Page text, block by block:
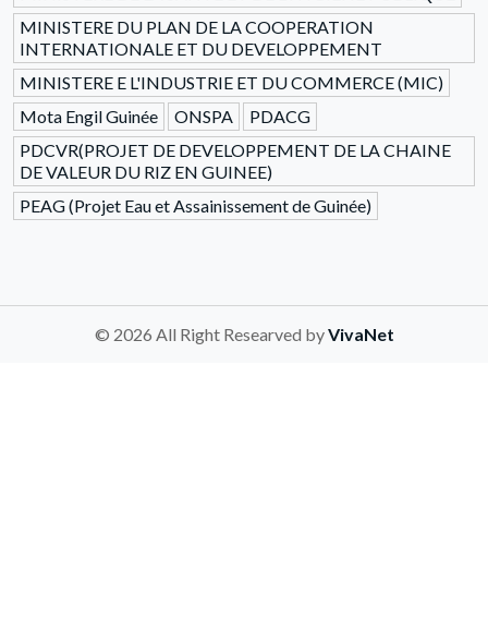
MINISTERE DU PLAN DE LA COOPERATION
INTERNATIONALE ET DU DEVELOPPEMENT
MINISTERE E L'INDUSTRIE ET DU COMMERCE (MIC)
Mota Engil Guinée
ONSPA
PDACG
PDCVR(PROJET DE DEVELOPPEMENT DE LA CHAINE
DE VALEUR DU RIZ EN GUINEE)
PEAG (Projet Eau et Assainissement de Guinée)
© 2026 All Right Researved byVivaNet